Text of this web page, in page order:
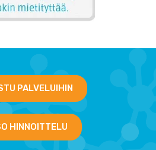
PALVELUIHIN
HINNOITTELU